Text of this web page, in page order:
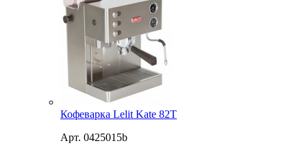
Кофеварка Lelit Kate 82T
Арт. 0425015b